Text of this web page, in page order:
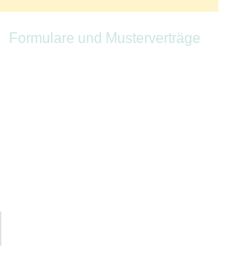
Formulare und Musterverträge